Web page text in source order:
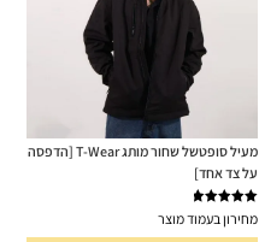
מעיל סופטשל שחור מותג T-Wear [הדפסה
על צד אחד]
דורג5.00
מחירון בעמוד מוצר